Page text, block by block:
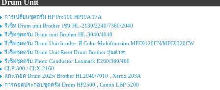
Drum Unit
การเปลี่ยนชุดดรัม HP Pro100 HP19A 17A
รีเซ็ท Drum unit Brother เช่น HL-2130/2240/7360/2040
รีเซ็ทชุดดรัม Drum unit Brother HL-3040/4040
รีเซ็ทชุดดรัม Drum Unit brother สี Color Multifunction MFC9120CN/MFC9320CW
รีเซ็ทชุดดรัม Drum Unit Reset Drum Brother รุ่นต่างๆ
รีเซ็ทชุดดรัม Photo Conductor Lexmark E260/360/460
CLP-300 / CLX-2160
แกะ/ถอด Drum 2025/ Brother HL2040/7010 , Xerox 203A
การถอดประกอบชุดดรัม Drum HP2500 , Canon LBP 5200